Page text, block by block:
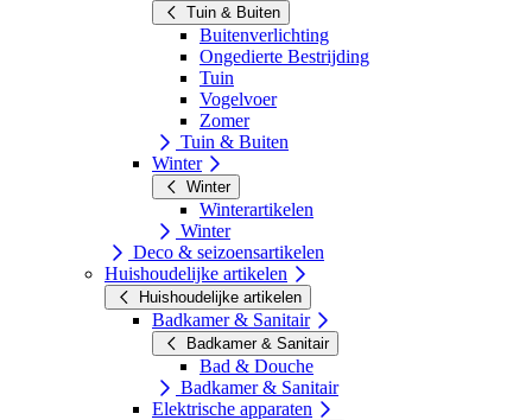
Tuin & Buiten
Buitenverlichting
Ongedierte Bestrijding
Tuin
Vogelvoer
Zomer
Tuin & Buiten
Winter
Winter
Winterartikelen
Winter
Deco & seizoensartikelen
Huishoudelijke artikelen
Huishoudelijke artikelen
Badkamer & Sanitair
Badkamer & Sanitair
Bad & Douche
Badkamer & Sanitair
Elektrische apparaten